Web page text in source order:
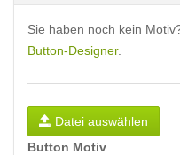
Sie haben noch kein
Button-Designer.
Datei auswählen
Button Motiv